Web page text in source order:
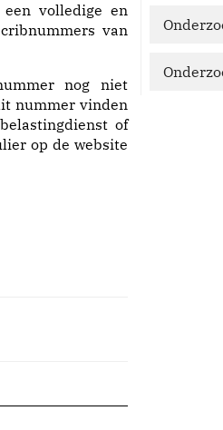
volledige en
van
nog niet
nummer vinden
of
op de website